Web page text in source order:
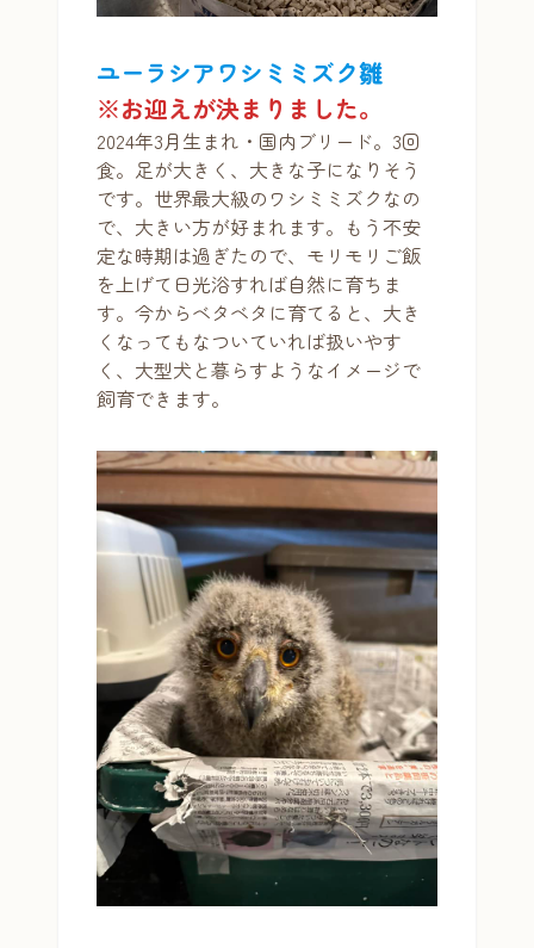
ユーラシアワシミミズク雛
※お迎えが決まりました。
2024年3月生まれ・国内ブリード。3回
食。足が大きく、大きな子になりそう
です。世界最大級のワシミミズクなの
で、大きい方が好まれます。もう不安
定な時期は過ぎたので、モリモリご飯
を上げて日光浴すれば自然に育ちま
す。今からベタベタに育てると、大き
くなってもなついていれば扱いやす
く、大型犬と暮らすようなイメージで
飼育できます。